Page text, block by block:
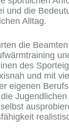
und die
Alltag.
die
des
und mit
eigenen